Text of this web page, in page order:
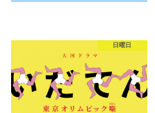
日曜日